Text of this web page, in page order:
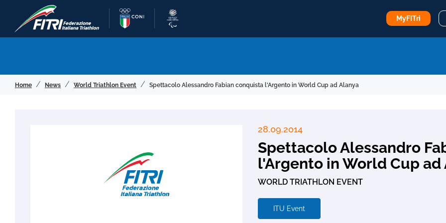
MyFITri
Home News World Triathlon Event Spettacolo Alessandro Fabian conquista l'Argento in World Cup ad Alanya
28.09.2014
Spettacolo Alessandro
l'Argento in World Cup ad
WORLD TRIATHLON EVENT
ITU Event